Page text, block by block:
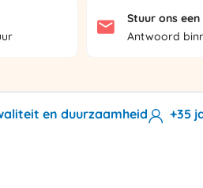
Stuur ons
Antwoord
en duurzaamheid +35